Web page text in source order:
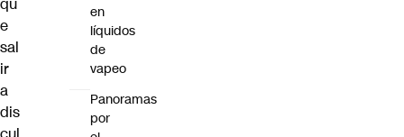
e
sal
ir
a
dis
en
líquidos
de
vapeo
Panoramas
por